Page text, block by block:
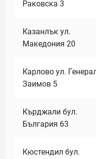
Раковска 3
Казанлък ул.
Македония 20
Карлово ул.
Заимов 5
Кърджали бул.
България 63
Кюстендил бул.